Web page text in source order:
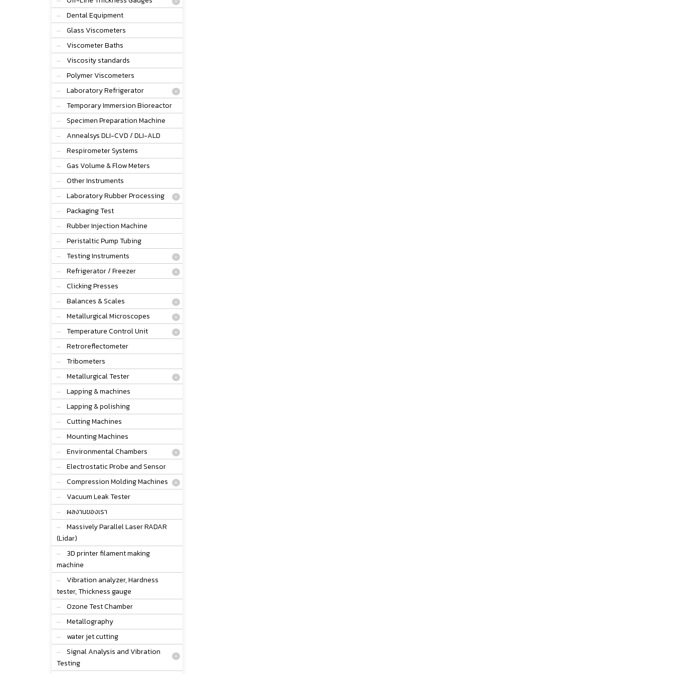
Dental Equipment
Glass Viscometers
Viscometer Baths
Viscosity standards
Polymer Viscometers
Laboratory Refrigerator
Temporary Immersion Bioreactor
Specimen Preparation Machine
Annealsys DLI-CVD / DLI-ALD
Respirometer Systems
Gas Volume & Flow Meters
Other Instruments
Laboratory Rubber Processing
Packaging Test
Rubber Injection Machine
Peristaltic Pump Tubing
Testing Instruments
Refrigerator / Freezer
Clicking Presses
Balances & Scales
Metallurgical Microscopes
Temperature Control Unit
Retroreflectometer
Tribometers
Metallurgical Tester
Lapping & machines
Lapping & polishing
Cutting Machines
Mounting Machines
Environmental Chambers
Electrostatic Probe and Sensor
Compression Molding Machines
Vacuum Leak Tester
ผลงานของเรา
Massively Parallel Laser RADAR
(Lidar)
3D printer filament making
machine
Vibration analyzer, Hardness
tester, Thickness gauge
Ozone Test Chamber
Metallography
water jet cutting
Signal Analysis and Vibration
Testing